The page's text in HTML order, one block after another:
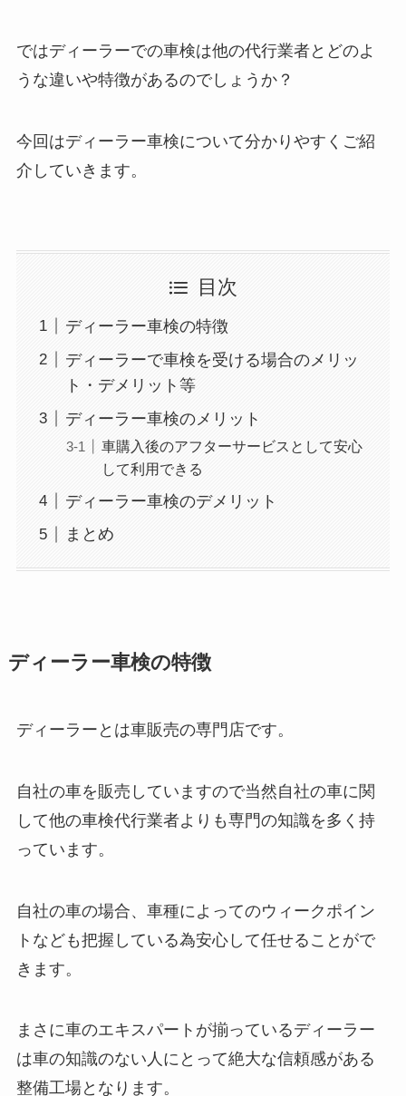
ではディーラーでの車検は他の代行業者とどのよ
うな違いや特徴があるのでしょうか？
今回はディーラー車検について分かりやすくご紹
介していきます。
目次
ディーラー車検の特徴
ディーラーで車検を受ける場合のメリッ
ト・デメリット等
ディーラー車検のメリット
車購入後のアフターサービスとして安心
して利用できる
ディーラー車検のデメリット
まとめ
ディーラー車検の特徴
ディーラーとは車販売の専門店です。
自社の車を販売していますので当然自社の車に関
して他の車検代行業者よりも専門の知識を多く持
っています。
自社の車の場合、車種によってのウィークポイン
トなども把握している為安心して任せることがで
きます。
まさに車のエキスパートが揃っているディーラー
は車の知識のない人にとって絶大な信頼感がある
整備工場となります。